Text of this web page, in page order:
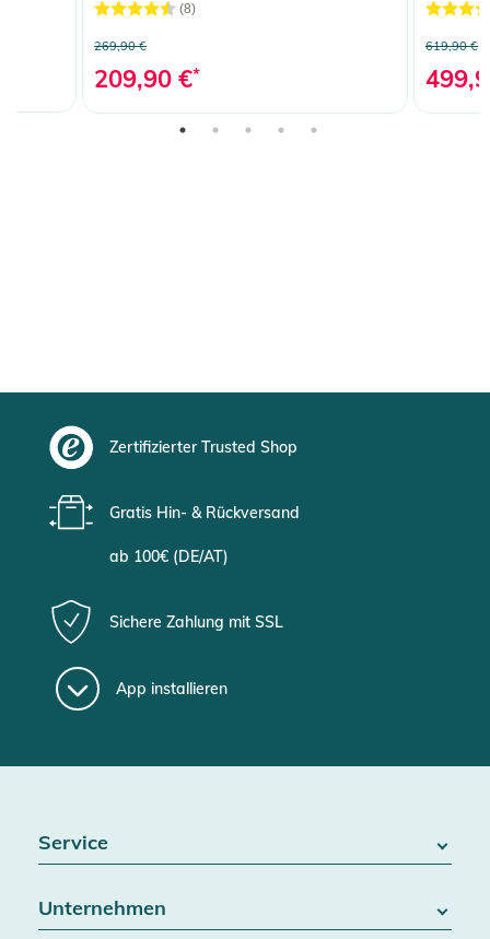
(8)
269,90 €
209,90 €*
619,90 €
Zertifizierter Trusted Shop
Gratis Hin- & Rückversand
ab 100€ (DE/AT)
Sichere Zahlung mit SSL
App installieren
Service
Batteriegesetz
Unternehmen